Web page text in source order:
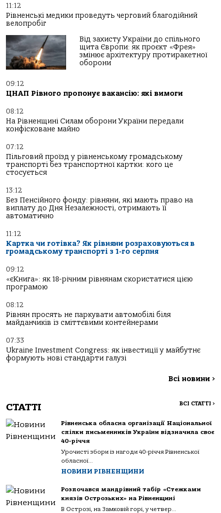
11:12
Рівненські медики проведуть черговий благодійний
велопробіг
Від захисту України до спільного
щита Європи: як проєкт «Фрея»
змінює архітектуру протиракетної
оборони
09:12
ЦНАП Рівного пропонує вакансію: які вимоги
08:12
На Рівненщині Силам оборони України передали
конфісковане майно
07:12
Пільговий проїзд у рівненському громадському
транспорті без транспортної картки: кого це
стосується
13:12
Без Пенсійного фонду: рівняни, які мають право на
виплату до Дня Незалежності, отримають її
автоматично
11:12
Картка чи готівка? Як рівняни розраховуються в
громадському транспорті з 1-го серпня
09:12
«єКнига»: як 18-річним рівнянам скористатися цією
програмою
08:12
Рівнян просять не паркувати автомобілі біля
майданчиків із сміттєвими контейнерами
07:33
Ukraine Investment Congress: як інвестиції у майбутнє
формують нові стандарти галузі
Всі новини >
СТАТТІ ВСІ СТАТТІ >
Рівненська обласна організації Національної
спілки письменників України відзначила своє
40-річчя
Урочисті збори із нагоди 40-річчя Рівненської
обласної...
НОВИНИ РІВНЕНЩИНИ
Розпочався мандрівний табір «Стежками
князів Острозьких» на Рівненщині
В Острозі, на Замковій горі, у четвер...